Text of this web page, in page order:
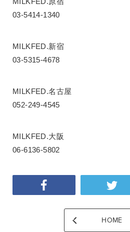
03-5414-1340
MILKFED.新宿
03-5315-4678
MILKFED.名古屋
052-249-4545
MILKFED.大阪
06-6136-5802
HOME